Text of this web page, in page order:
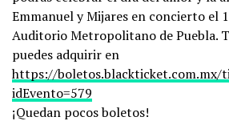
Emmanuel y Mijares en concierto el
Auditorio Metropolitano de Puebla.
puedes adquirir en
https://boletos.blackticket.com.mx/
idEvento=579
¡Quedan pocos boletos!